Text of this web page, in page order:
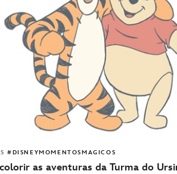
#DISNEYMOMENTOSMAGICOS
as aventuras da Turma do